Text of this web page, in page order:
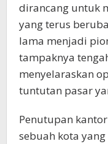
dirancang untuk
yang terus
lama menjadi
tampaknya
menyelaraskan
tuntutan pasar
Penutupan
sebuah kota